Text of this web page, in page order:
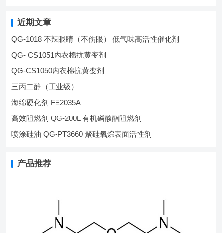
近期文章
QG-1018 不辣眼睛（不伤眼） 低气味高活性催化剂
QG- CS1051内衣棉抗黄变剂
QG-CS1050内衣棉抗黄变剂
三丙二醇（工业级）
海绵硬化剂 FE2035A
高效阻燃剂 QG-200L 有机磷酸酯阻燃剂
喷涂硅油 QG-PT3660 聚硅氧烷表面活性剂
产品推荐